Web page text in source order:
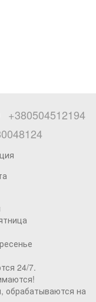
+380504512194
24/7.
обрабатываются на